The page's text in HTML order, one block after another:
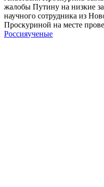
жалобы Путину на низкие
научного сотрудника из
Проскуриной на месте
Россияученые